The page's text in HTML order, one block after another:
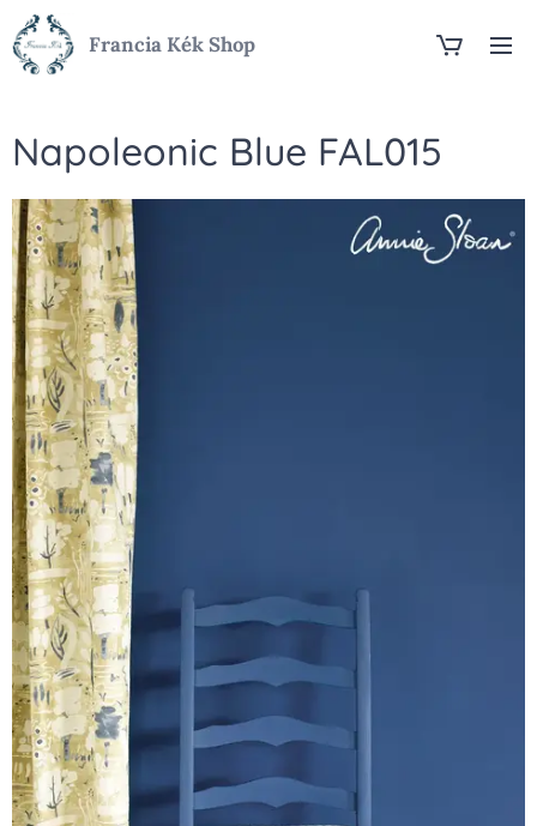
Francia Kék Shop
Napoleonic Blue FAL015